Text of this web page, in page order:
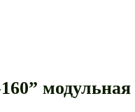
модульная